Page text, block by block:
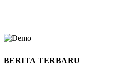
BERITA TERBARU